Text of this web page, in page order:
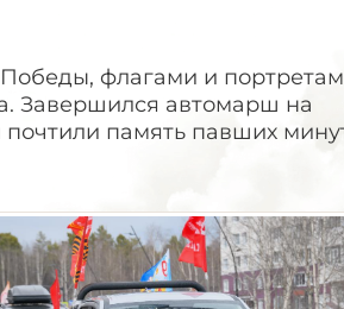
флагами и
Завершился автомарш на
память павших